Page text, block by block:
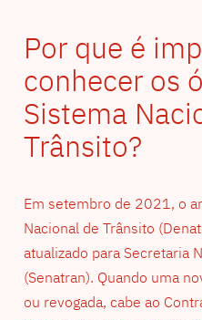
Por que é
conhecer os
Sistema
Trânsito?
Em setembro de 2021, o
Nacional de Trânsito
atualizado para Secretaria
(Senatran). Quando uma
ou revogada, cabe ao